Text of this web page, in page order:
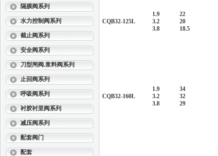
隔膜阀系列
水力控制阀系列
截止阀系列
安全阀系列
刀型闸阀.浆料阀系列
止回阀系列
呼吸阀系列
衬胶衬里阀系列
减压阀系列
配套阀门
配套
CQB32-125L
1.9
3.2
3.8
22
20
18.5
CQB32-160L
1.9
3.2
3.8
34
32
29